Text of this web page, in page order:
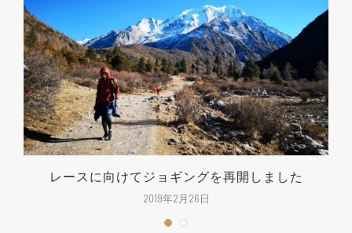
レースに向けてジョギングを再開しました
2019年2月26日